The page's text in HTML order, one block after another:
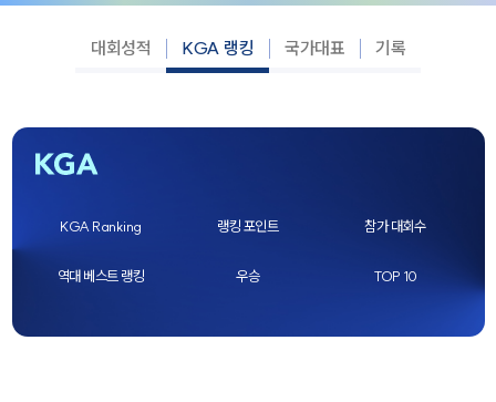
대회성적 KGA 랭킹 국가대표 기록
KGA Ranking 랭킹 포인트 참가 대회수
역대 베스트 랭킹 우승 TOP 10